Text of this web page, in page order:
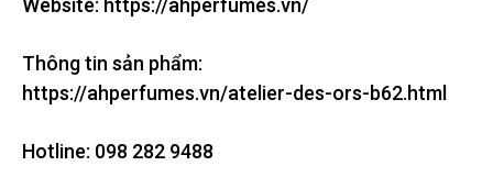
Website: https://ahperfumes.vn/
Thông tin sản phẩm:
https://ahperfumes.vn/atelier-des-ors-b62.html
Hotline: 098 282 9488